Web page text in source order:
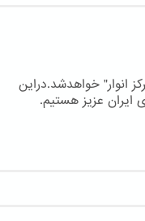
انوار" خواهدشد.دراین
ایران عزیز هستیم.